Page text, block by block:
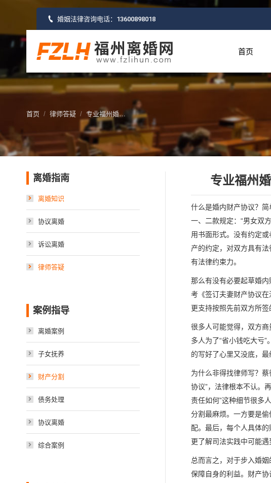
婚姻法律咨询电话： 13600898018
首页
您的位置：
首页 律师答疑 专业福州婚…
专业福州
什么是婚内财产协议？
一、二款规定：“男女双
用书面形式。没有约定
产的约定，对双方具有
有法律约束力。
那么有没有必要起草婚
考《签订夫妻财产协议
更支持按照先前双方所
很多人可能觉得，双方
多人为了“省小钱吃大亏
的写好了心里又没底，
为什么非得找律师写？
协议”，法律根本不认。
责任如何”这种细节很多
分割最麻烦。一方要是
配。最后，每个人具体
更了解司法实践中可能
总而言之，对于步入婚
保障自身的利益。财产
离婚指南
离婚知识
协议离婚
诉讼离婚
律师答疑
案例指导
离婚案例
子女抚养
财产分割
债务处理
协议离婚
综合案例